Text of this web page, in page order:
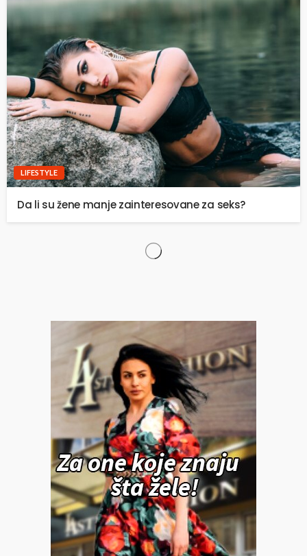
LIFESTYLE
Da li su žene manje zainteresovane za seks?